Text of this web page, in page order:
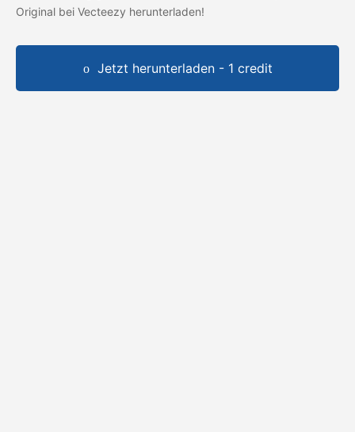
Original bei Vecteezy herunterladen!
Jetzt herunterladen - 1 credit